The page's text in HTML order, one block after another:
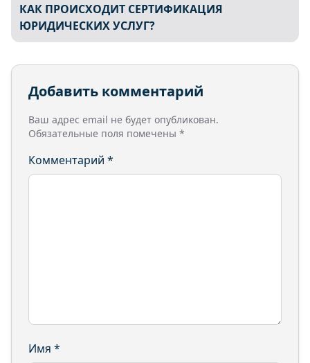
КАК ПРОИСХОДИТ СЕРТИФИКАЦИЯ
ЮРИДИЧЕСКИХ УСЛУГ?
Добавить комментарий
Ваш адрес email не будет опубликован.
Обязательные поля помечены *
Комментарий *
Имя *